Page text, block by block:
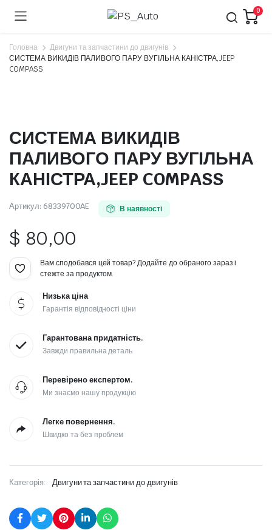
0
Головна
Двигуни та запчастини до двигунів
СИСТЕМА ВИКИДІВ ПАЛИВОГО ПАРУ ВУГІЛЬНА КАНІСТРА,JEEP
COMPASS
СИСТЕМА ВИКИДІВ
ПАЛИВОГО ПАРУ ВУГІЛЬНА
КАНІСТРА,JEEP COMPASS
Артикул: 68339700AE В наявності
$ 80,00
Вам сподобався цей товар? Додайте до обраного зараз і
стежте за продуктом.
Низька ціна
Гарантія відповідності ціни
Гарантована придатність.
Завжди правильна деталь
Перевірено експертом.
Ми знаємо нашу продукцію
Легке повернення.
Швидко та без проблем
Категорія: Двигуни та запчастини до двигунів